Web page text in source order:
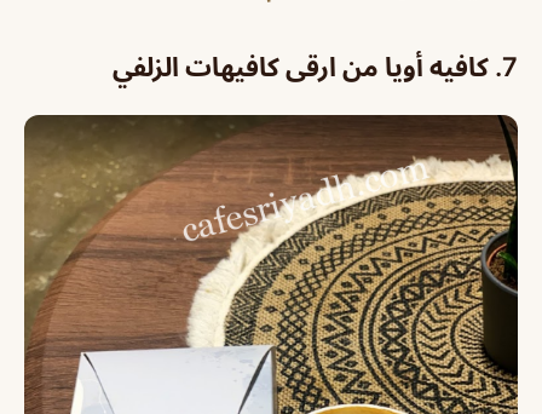
7. كافيه أويا من ارقى كافيهات الزلفي